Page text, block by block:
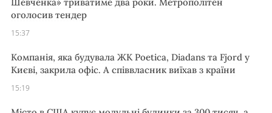
оголосив тендер
15:37
Компанія, яка будувала ЖК Poetica, Diadans та Fjord у
Києві, закрила офіс. А співвласник виїхав з країни
15:19